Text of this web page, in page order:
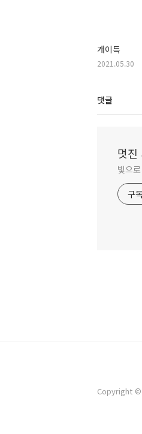
개이득
2021.05.30
댓글
멋진
빛으
구
Copyright